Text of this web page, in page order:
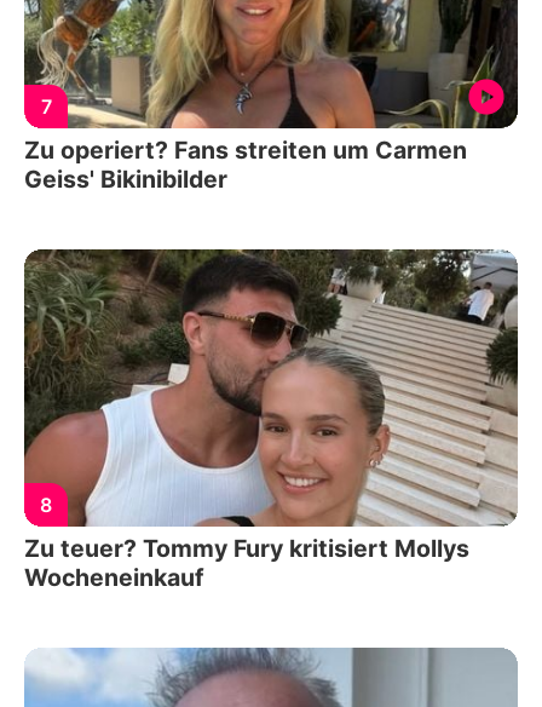
7
Zu operiert? Fans streiten um Carmen
Geiss' Bikinibilder
8
Zu teuer? Tommy Fury kritisiert Mollys
Wocheneinkauf